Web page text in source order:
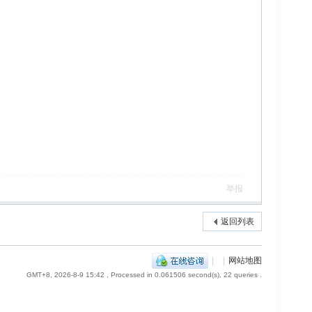
举报
返回列表
| | 网站地图
GMT+8, 2026-8-9 15:42 , Processed in 0.061506 second(s), 22 queries .